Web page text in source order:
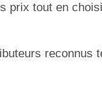
prix tout en
reconnus